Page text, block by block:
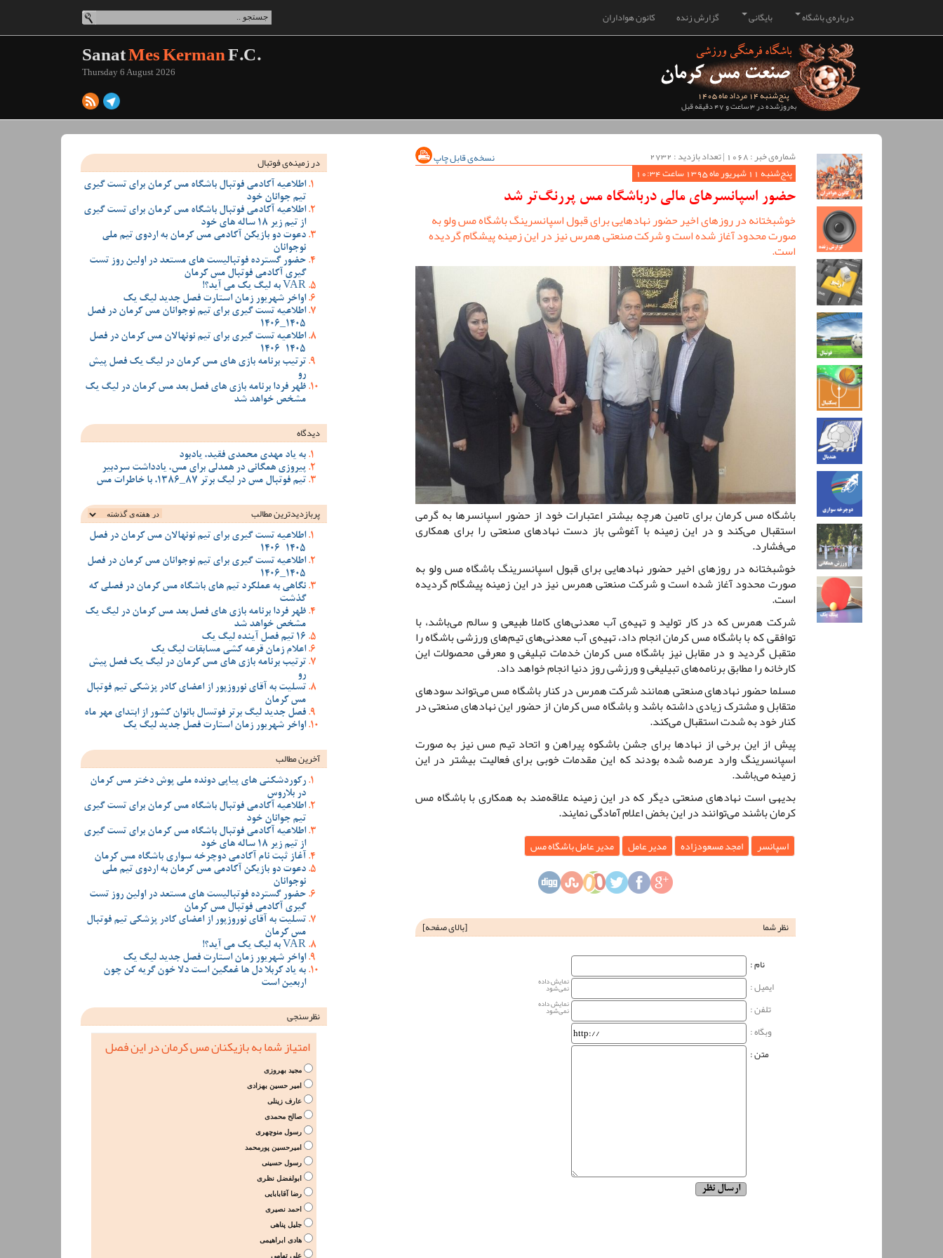
کانون هواداران گزارش زنده بایگانی درباره‌ی باشگاه
پنج‌شنبه 14 مرداد ماه 1405
به‌روزشده در 3 ساعت و 47 دقیقه قبل
SanatMes KermanF.C.
Thursday 6 August 2026
شماره‌ی خبر : ‌1068 | تعداد بازدید : 2732
نسخه‌ی قابل چاپ
پنج‌شنبه 11 شهریور ماه 1395 ساعت 10:34
حضور اسپانسرهای مالی درباشگاه مس پررنگ‌تر شد
خوشبختانه در روزهای اخیر حضور نهادهایی برای قبول اسپانسرینگ باشگاه مس ولو به
صورت محدود آغاز شده است و شرکت صنعتی همرس نیز در این زمینه پیشگام گردیده
است.
باشگاه مس کرمان برای تامین هرچه بیشتر اعتبارات خود از حضور اسپانسرها به گرمی
استقبال می‌کند و در این زمینه با آغوشی باز دست نهادهای صنعتی را برای همکاری
می‌فشارد.
خوشبختانه در روزهای اخیر حضور نهادهایی برای قبول اسپانسرینگ باشگاه مس ولو به
صورت محدود آغاز شده است و شرکت صنعتی همرس نیز در این زمینه پیشگام گردیده
است.
شرکت همرس که در کار تولید و تهیه‌ی آب معدنی‌های کاملا طبیعی و سالم می‌باشد، با
توافقی که با باشگاه مس کرمان انجام داد، تهیه‌ی آب معدنی‌های تیم‌های ورزشی باشگاه را
متقبل گردید و در مقابل نیز باشگاه مس کرمان خدمات تبلیغی و معرفی محصولات این
کارخانه را مطابق برنامه‌های تبیلیغی و ورزشی روز دنیا انجام خواهد داد.
مسلما حضور نهادهای صنعتی همانند شرکت همرس در کنار باشگاه مس می‌تواند سودهای
متقابل و مشترک زیادی داشته باشد و باشگاه مس کرمان از حضور این نهادهای صنعتی در
کنار خود به شدت استقبال می‌کند.
پیش از این برخی از نهادها برای جشن باشکوه پیراهن و اتحاد تیم مس نیز به صورت
اسپانسرینگ وارد عرصه شده بودند که این مقدمات خوبی برای فعالیت بیشتر در این
زمینه می‌باشد.
بدیهی است نهادهای صنعتی دیگر که در این زمینه علاقه‌مند به همکاری با باشگاه مس
کرمان باشند می‌توانند در این بخض اعلام آمادگی نمایند.
اسپانسر امجد مسعودزاده مدیر عامل مدیر عامل باشگاه مس
نظر شما [بالای صفحه]
نام‌ :
ایمیل :
نمایش داده
نمی‌شود
تلفن : نمایش داده
نمی‌شود
وبگاه‌ :
متن :
در زمینه‌ی فوتبال
اطلاعیه آکادمی فوتبال باشگاه مس کرمان برای تست گیری
تیم جوانان خود
اطلاعیه آکادمی فوتبال باشگاه مس کرمان برای تست گیری
از تیم زیر 18 ساله های خود
دعوت دو بازیکن آکادمی مس کرمان به اردوی تیم ملی
نوجوانان
حضور گسترده فوتبالیست های مستعد در اولین روز تست
گیری آکادمی فوتبال مس کرمان
VAR به لیگ یک می آید؟!
اواخر شهریور زمان استارت فصل جدید لیگ یک
اطلاعیه تست گیری برای تیم نوجوانان مس کرمان در فصل
1405_1406
اطلاعیه تست گیری برای تیم نونهالان مس کرمان در فصل
1405-1406
ترتیب برنامه بازی های مس کرمان در لیگ یک فصل پیش
رو
ظهر فردا برنامه بازی های فصل بعد مس کرمان در لیگ یک
مشخص خواهد شد
دیدگاه
به یاد مهدی محمدی فقید، یادبود
پیروزی همگانی در همدلی برای مس، یادداشت سردبیر
تیم فوتبال مس در لیگ برتر 87_1386، با خاطرات مس
پربازدیدترین‌ مطالب
اطلاعیه تست گیری برای تیم نونهالان مس کرمان در فصل
1405-1406
اطلاعیه تست گیری برای تیم نوجوانان مس کرمان در فصل
1405_1406
نگاهی به عملکرد تیم های باشگاه مس کرمان در فصلی که
گذشت
ظهر فردا برنامه بازی های فصل بعد مس کرمان در لیگ یک
مشخص خواهد شد
16 تیم فصل آینده لیگ یک
اعلام زمان قرعه کشی مسابقات لیگ یک
ترتیب برنامه بازی های مس کرمان در لیگ یک فصل پیش
رو
تسلیت به آقای نوروزپور از اعضای کادر پزشکی تیم فوتبال
مس کرمان
فصل جدید لیگ برتر فوتسال بانوان کشور از ابتدای مهر ماه
اواخر شهریور زمان استارت فصل جدید لیگ یک
آخرین مطالب
رکوردشکنی های پیاپی دونده ملی پوش دختر مس کرمان
در بلاروس
اطلاعیه آکادمی فوتبال باشگاه مس کرمان برای تست گیری
تیم جوانان خود
اطلاعیه آکادمی فوتبال باشگاه مس کرمان برای تست گیری
از تیم زیر 18 ساله های خود
آغاز ثبت نام آکادمی دوچرخه سواری باشگاه مس کرمان
دعوت دو بازیکن آکادمی مس کرمان به اردوی تیم ملی
نوجوانان
حضور گسترده فوتبالیست های مستعد در اولین روز تست
گیری آکادمی فوتبال مس کرمان
تسلیت به آقای نوروزپور از اعضای کادر پزشکی تیم فوتبال
مس کرمان
VAR به لیگ یک می آید؟!
اواخر شهریور زمان استارت فصل جدید لیگ یک
به یاد کربلا دل ها غمگین است دلا خون گریه کن چون
اربعین است
نظرسنجی
امتیاز شما به بازیکنان مس کرمان در این فصل
مجید بهروزی
امیر حسین بهزادی
عارف زینلی
صالح محمدی
رسول منوچهری
امیرحسین پورمحمد
رسول حسینی
ابولفضل نظری
رضا آقابابایی
احمد نصیری
جلیل پناهی
هادی ابراهیمی
علی تهامی